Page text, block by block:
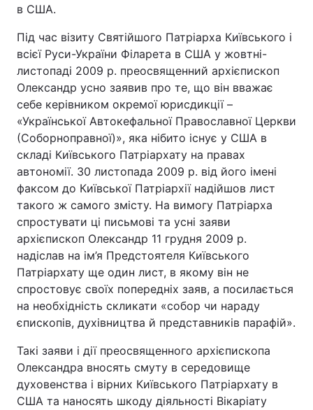
в США.
Під час візиту Святійшого Патріарха Київського і
всієї Руси-України Філарета в США у жовтні-
листопаді 2009 р. преосвященний архієпископ
Олександр усно заявив про те, що він вважає
себе керівником окремої юрисдикції –
«Української Автокефальної Православної Церкви
(Соборноправної)», яка нібито існує у США в
складі Київського Патріархату на правах
автономії. 30 листопада 2009 р. від його імені
факсом до Київської Патріархії надійшов лист
такого ж самого змісту. На вимогу Патріарха
спростувати ці письмові та усні заяви
архієпископ Олександр 11 грудня 2009 р.
надіслав на ім’я Предстоятеля Київського
Патріархату ще один лист, в якому він не
спростовує своїх попередніх заяв, а посилається
на необхідність скликати «собор чи нараду
єпископів, духівництва й представників парафій».
Такі заяви і дії преосвященного архієпископа
Олександра вносять смуту в середовище
духовенства і вірних Київського Патріархату в
США та наносять шкоду діяльності Вікаріату